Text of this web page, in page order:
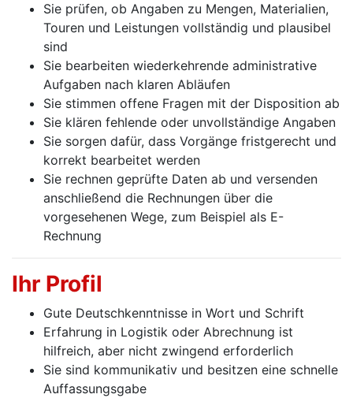
Sie prüfen, ob Angaben zu Mengen, Materialien,
Touren und Leistungen vollständig und plausibel
sind
Sie bearbeiten wiederkehrende administrative
Aufgaben nach klaren Abläufen
Sie stimmen offene Fragen mit der Disposition ab
Sie klären fehlende oder unvollständige Angaben
Sie sorgen dafür, dass Vorgänge fristgerecht und
korrekt bearbeitet werden
Sie rechnen geprüfte Daten ab und versenden
anschließend die Rechnungen über die
vorgesehenen Wege, zum Beispiel als E-
Rechnung
Ihr Profil
Gute Deutschkenntnisse in Wort und Schrift
Erfahrung in Logistik oder Abrechnung ist
hilfreich, aber nicht zwingend erforderlich
Sie sind kommunikativ und besitzen eine schnelle
Auffassungsgabe